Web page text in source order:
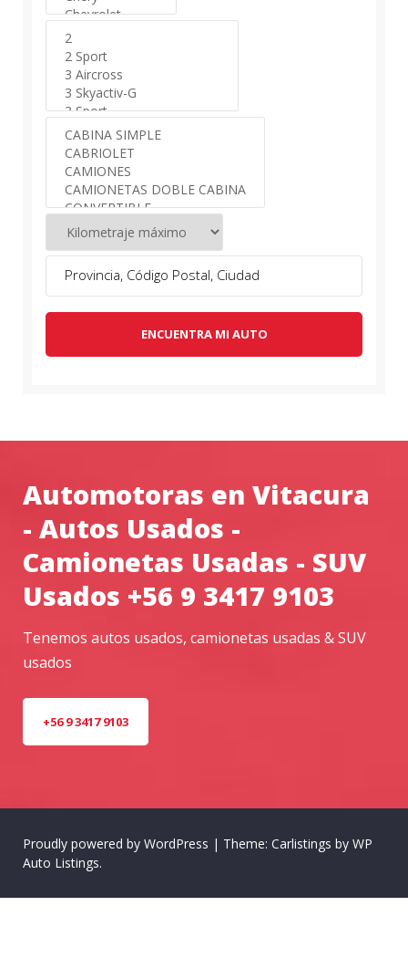
ENCUENTRA MI AUTO
Automotoras en Vitacura
- Autos Usados -
Camionetas Usadas - SUV
Usados +56 9 3417 9103
Tenemos autos usados, camionetas usadas & SUV
usados
+56 9 3417 9103
Proudly powered by WordPress | Theme: Carlistings by WP
Auto Listings.